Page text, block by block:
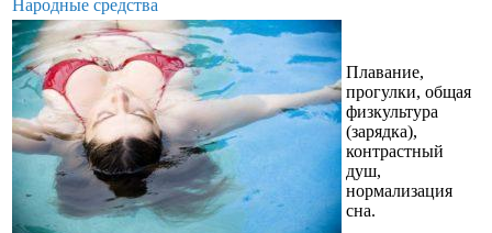
Народные средства
Плавание,
прогулки, общая
физкультура
(зарядка),
контрастный
душ,
нормализация
сна.